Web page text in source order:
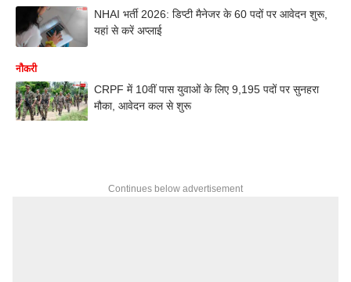
NHAI भर्ती 2026: डिप्टी मैनेजर के 60 पदों पर आवेदन शुरू,
यहां से करें अप्लाई
नौकरी
CRPF में 10वीं पास युवाओं के लिए 9,195 पदों पर सुनहरा
मौका, आवेदन कल से शुरू
Continues below advertisement